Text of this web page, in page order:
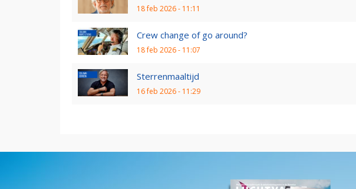
18 feb 2026 - 11:11
Crew change of go around?
18 feb 2026 - 11:07
Sterrenmaaltijd
16 feb 2026 - 11:29